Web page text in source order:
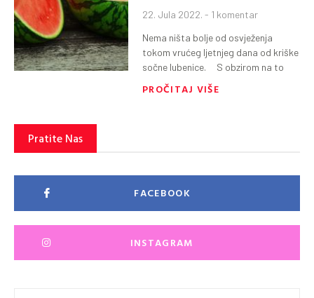
22. Jula 2022. 1 komentar
Nema ništa bolje od osvježenja
tokom vrućeg ljetnjeg dana od kriške
sočne lubenice. S obzirom na to
PROČITAJ VIŠE
Pratite Nas
FACEBOOK
INSTAGRAM